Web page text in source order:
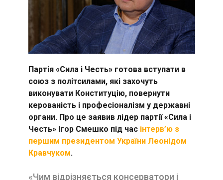
Партія «Сила і Честь» готова вступати в
союз з політсилами, які захочуть
виконувати Конституцію, повернути
керованість і професіоналізм у державні
органи. Про це заявив лідер партії «Сила і
Честь» Ігор Смешко під час інтерв’ю з
першим президентом України Леонідом
Кравчуком.
«Чим відрізняється консерватори і